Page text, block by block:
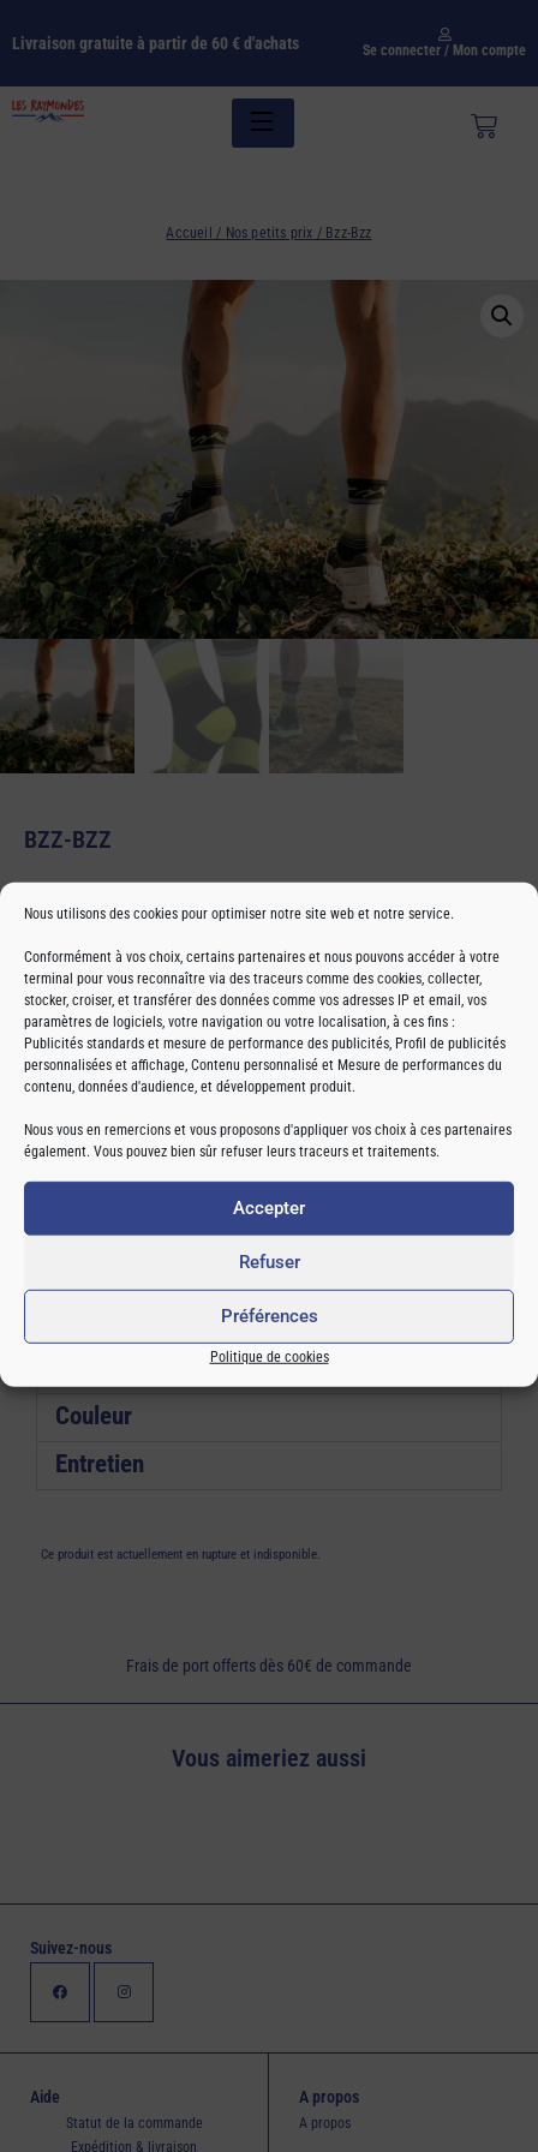
Nous utilisons des cookies pour optimiser notre site web et notre service.
Conformément à vos choix, certains partenaires et nous pouvons accéder à votre
terminal pour vous reconnaître via des traceurs comme des cookies, collecter,
stocker, croiser, et transférer des données comme vos adresses IP et email, vos
paramètres de logiciels, votre navigation ou votre localisation, à ces fins :
Publicités standards et mesure de performance des publicités, Profil de publicités
personnalisées et affichage, Contenu personnalisé et Mesure de performances du
contenu, données d'audience, et développement produit.
Nous vous en remercions et vous proposons d'appliquer vos choix à ces partenaires
également. Vous pouvez bien sûr refuser leurs traceurs et traitements.
Accepter
Refuser
Préférences
Politique de cookies
Livraison gratuite à partir de 60 € d'achats Se connecter / Mon compte
Accueil / Nos petits prix / Bzz-Bzz
BZZ-BZZ
vite. Mais ce que l’on sait c’est que pour chaque sortie, nos
chaussettes techniques de par leur tricotage, vous apporterons
légèreté, confort et laisseront vos pieds respirer. Elles épousent
parfaitement votre pied pour un confort maximal. Le polyamide vous
amène une grande résistance mécanique. L’élasthanne, lui, permet
un maintien sur la tige pour empêcher la chaussette de descendre
pendant vos sorties. Nos design différents permettent à chaque
sportifs de pouvoir s’affirmer à sa façon.
97 % polyamide okeo-tex standard 100
3 % élasthanne
Couleur
Entretien
Ce produit est actuellement en rupture et indisponible.
Frais de port offerts dès 60€ de commande
Vous aimeriez aussi
Suivez-nous
Aide
Statut de la commande
Expédition & livraison
A propos
A propos